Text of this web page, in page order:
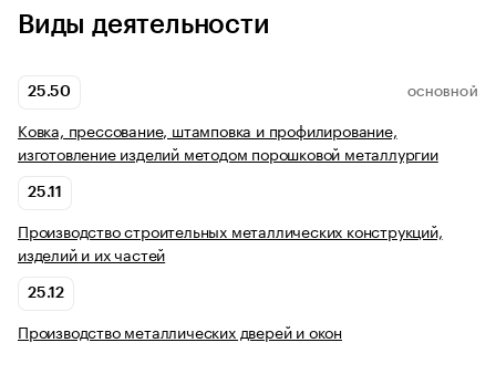
Виды деятельности
25.50 ОСНОВНОЙ
Ковка, прессование, штамповка и профилирование,
изготовление изделий методом порошковой металлургии
25.11
Производство строительных металлических конструкций,
изделий и их частей
25.12
Производство металлических дверей и окон